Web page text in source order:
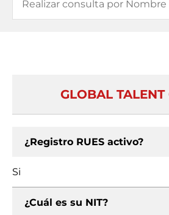
GLOBAL TALENT
¿Registro RUES activo?
Si
¿Cuál es su NIT?